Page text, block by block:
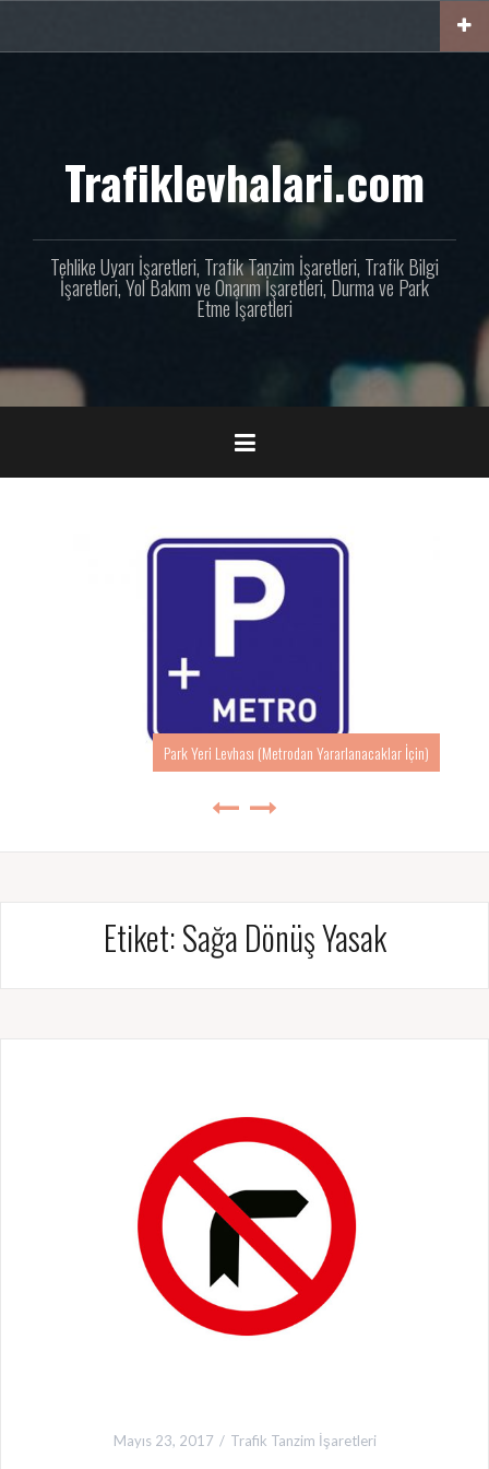
Trafiklevhalari.com
Tehlike Uyarı İşaretleri, Trafik Tanzim İşaretleri, Trafik Bilgi
İşaretleri, Yol Bakım ve Onarım İşaretleri, Durma ve Park
Etme İşaretleri
Park Yeri Levhası (Metrodan Yararlanacaklar İçin)
Etiket:Sağa Dönüş Yasak
Mayıs 23, 2017 Trafik Tanzim İşaretleri